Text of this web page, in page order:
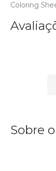
Coloring
Sobre